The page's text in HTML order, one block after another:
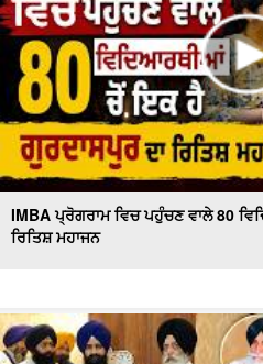
IMBA ਪ੍ਰੋਗਰਾਮ ਵਿਚ ਪਹੁੰਚਣ ਵਾਲੇ 80
ਰਿਤਿਸ਼ ਮਹਾਜਨ